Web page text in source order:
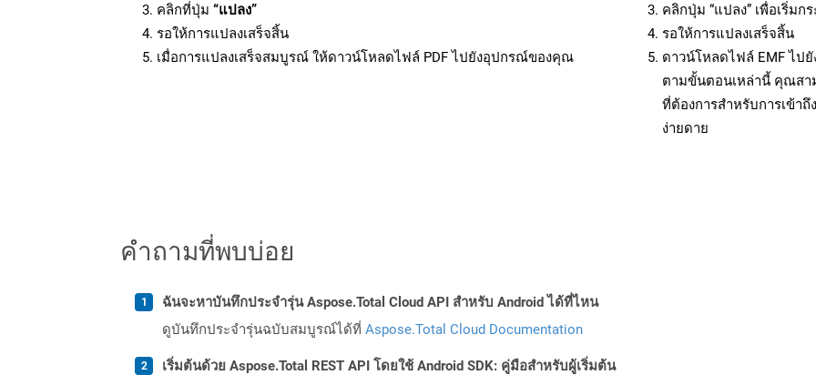
คลิกที่ปุ่ม “แปลง”
รอให้การแปลงเสร็จสิ้น
เมื่อการแปลงเสร็จสมบูรณ์ ให้ดาวน์โหลดไฟล์ PDF ไปยังอุปกรณ์ของคุณ
คลิกปุ่ม “แปลง” เพื่อเริ่มก
รอให้การแปลงเสร็จสิ้น
ดาวน์โหลดไฟล์ EMF ไป
ตามขั้นตอนเหล่านี้ คุณสา
ที่ต้องการสำหรับการเข้า
ง่ายดาย
คำถามที่พบบ่อย
ฉันจะหาบันทึกประจำรุ่น Aspose.Total Cloud API สำหรับ Android ได้ที่ไหน
ดูบันทึกประจำรุ่นฉบับสมบูรณ์ได้ที่ Aspose.Total Cloud Documentation
เริ่มต้นด้วย Aspose.Total REST API โดยใช้ Android SDK: คู่มือสำหรับผู้เริ่มต้น